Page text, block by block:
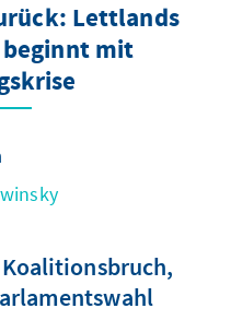
Lettlands
mit